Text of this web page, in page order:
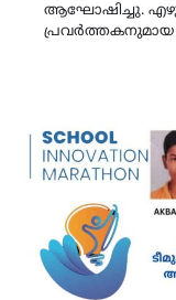
ആഘോഷിച്ചു.
പ്രവർത്തകനുമായ